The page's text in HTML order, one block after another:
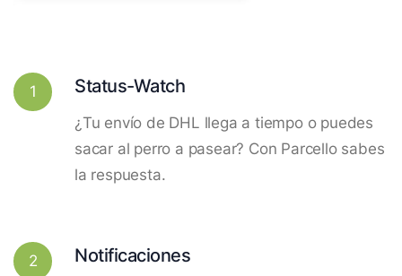
1 Status-Watch
¿Tu envío de DHL llega a tiempo o puedes
sacar al perro a pasear? Con Parcello sabes
la respuesta.
2 Notificaciones